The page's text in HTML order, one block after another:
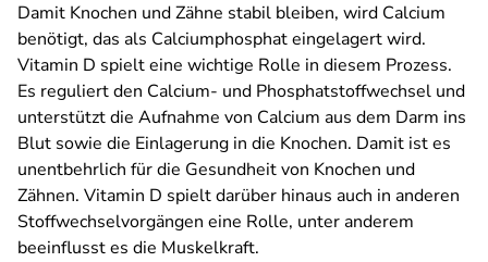
Damit Knochen und Zähne stabil bleiben, wird Calcium
benötigt, das als Calciumphosphat eingelagert wird.
Vitamin D spielt eine wichtige Rolle in diesem Prozess.
Es reguliert den Calcium- und Phosphatstoffwechsel und
unterstützt die Aufnahme von Calcium aus dem Darm ins
Blut sowie die Einlagerung in die Knochen. Damit ist es
unentbehrlich für die Gesundheit von Knochen und
Zähnen. Vitamin D spielt darüber hinaus auch in anderen
Stoffwechselvorgängen eine Rolle, unter anderem
beeinflusst es die Muskelkraft.